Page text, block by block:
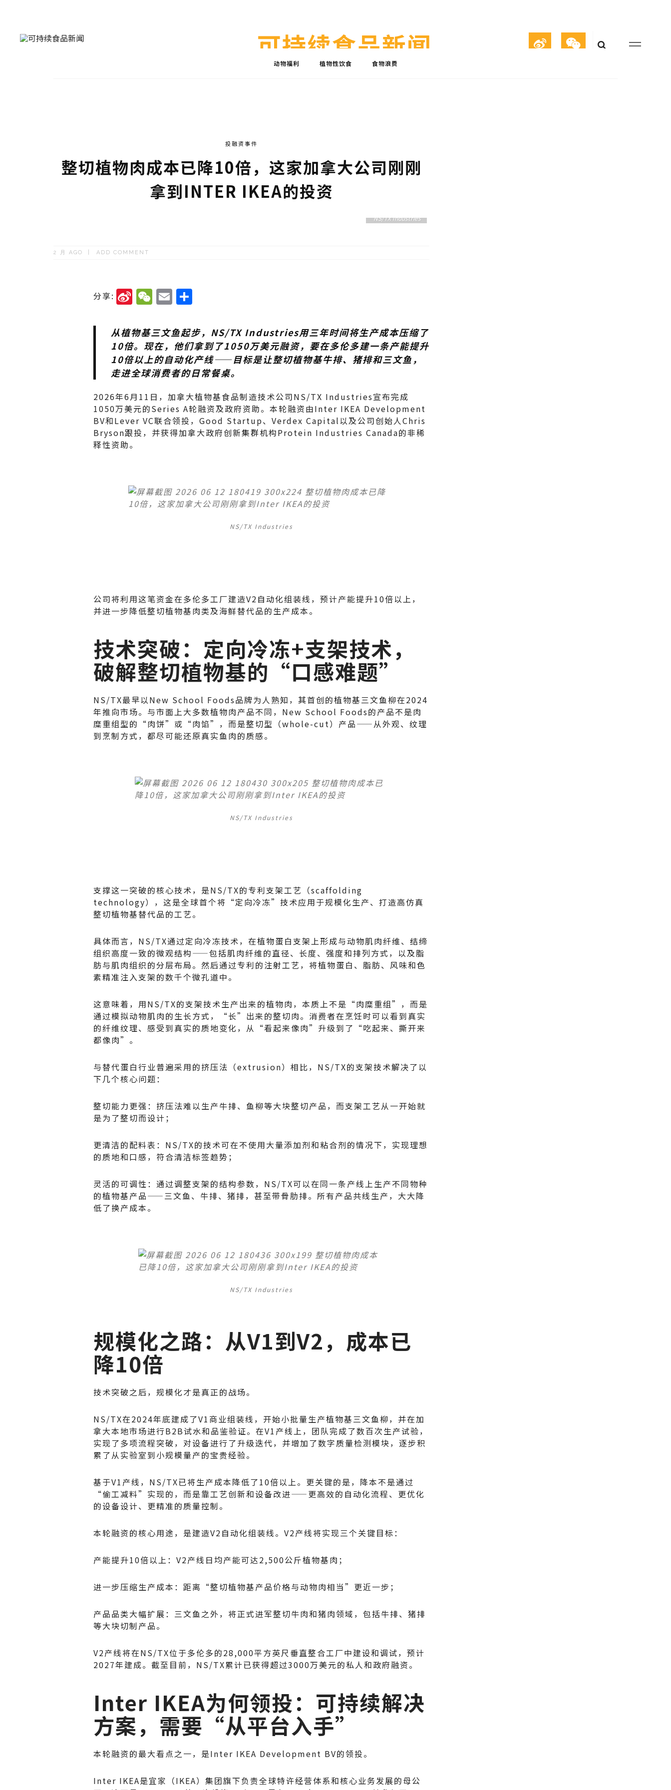
可持续食品新闻
动物福利 植物性饮食 食物浪费
投融资事件
整切植物肉成本已降10倍，这家加拿大公司刚刚
拿到INTER IKEA的投资
NS/TX Industries
2 月 AGO ADD COMMENT
分享: Si
n
a
W
ei
b
o
W
e
C
h
a
t
E
m
ai
l
从植物基三文鱼起步，NS/TX Industries用三年时间将生产成本压缩了
10倍。现在，他们拿到了1050万美元融资，要在多伦多建一条产能提升
10倍以上的自动化产线——目标是让整切植物基牛排、猪排和三文鱼，
走进全球消费者的日常餐桌。
2026年6月11日，加拿大植物基食品制造技术公司NS/TX Industries宣布完成
1050万美元的Series A轮融资及政府资助。本轮融资由Inter IKEA Development
BV和Lever VC联合领投，Good Startup、Verdex Capital以及公司创始人Chris
Bryson跟投，并获得加拿大政府创新集群机构Protein Industries Canada的非稀
释性资助。
NS/TX Industries
公司将利用这笔资金在多伦多工厂建造V2自动化组装线，预计产能提升10倍以上，
并进一步降低整切植物基肉类及海鲜替代品的生产成本。
技术突破：定向冷冻+支架技术，
破解整切植物基的“口感难题”
NS/TX最早以New School Foods品牌为人熟知，其首创的植物基三文鱼柳在2024
年推向市场。与市面上大多数植物肉产品不同，New School Foods的产品不是肉
糜重组型的“肉饼”或“肉馅”，而是整切型（whole-cut）产品——从外观、纹理
到烹制方式，都尽可能还原真实鱼肉的质感。
NS/TX Industries
支撑这一突破的核心技术，是NS/TX的专利支架工艺（scaffolding
technology），这是全球首个将“定向冷冻”技术应用于规模化生产、打造高仿真
整切植物基替代品的工艺。
具体而言，NS/TX通过定向冷冻技术，在植物蛋白支架上形成与动物肌肉纤维、结缔
组织高度一致的微观结构——包括肌肉纤维的直径、长度、强度和排列方式，以及脂
肪与肌肉组织的分层布局。然后通过专利的注射工艺，将植物蛋白、脂肪、风味和色
素精准注入支架的数千个微孔道中。
这意味着，用NS/TX的支架技术生产出来的植物肉，本质上不是“肉糜重组”，而是
通过模拟动物肌肉的生长方式，“长”出来的整切肉。消费者在烹饪时可以看到真实
的纤维纹理、感受到真实的质地变化，从“看起来像肉”升级到了“吃起来、撕开来
都像肉”。
与替代蛋白行业普遍采用的挤压法（extrusion）相比，NS/TX的支架技术解决了以
下几个核心问题：
整切能力更强：挤压法难以生产牛排、鱼柳等大块整切产品，而支架工艺从一开始就
是为了整切而设计；
更清洁的配料表：NS/TX的技术可在不使用大量添加剂和粘合剂的情况下，实现理想
的质地和口感，符合清洁标签趋势；
灵活的可调性：通过调整支架的结构参数，NS/TX可以在同一条产线上生产不同物种
的植物基产品——三文鱼、牛排、猪排，甚至带骨肋排。所有产品共线生产，大大降
低了换产成本。
NS/TX Industries
规模化之路：从V1到V2，成本已
降10倍
技术突破之后，规模化才是真正的战场。
NS/TX在2024年底建成了V1商业组装线，开始小批量生产植物基三文鱼柳，并在加
拿大本地市场进行B2B试水和品鉴验证。在V1产线上，团队完成了数百次生产试验，
实现了多项流程突破，对设备进行了升级迭代，并增加了数字质量检测模块，逐步积
累了从实验室到小规模量产的宝贵经验。
基于V1产线，NS/TX已将生产成本降低了10倍以上。更关键的是，降本不是通过
“偷工减料”实现的，而是靠工艺创新和设备改进——更高效的自动化流程、更优化
的设备设计、更精准的质量控制。
本轮融资的核心用途，是建造V2自动化组装线。V2产线将实现三个关键目标：
产能提升10倍以上：V2产线日均产能可达2,500公斤植物基肉；
进一步压缩生产成本：距离“整切植物基产品价格与动物肉相当”更近一步；
产品品类大幅扩展：三文鱼之外，将正式进军整切牛肉和猪肉领域，包括牛排、猪排
等大块切制产品。
V2产线将在NS/TX位于多伦多的28,000平方英尺垂直整合工厂中建设和调试，预计
2027年建成。截至目前，NS/TX累计已获得超过3000万美元的私人和政府融资。
Inter IKEA为何领投：可持续解决
方案，需要“从平台入手”
本轮融资的最大看点之一，是Inter IKEA Development BV的领投。
Inter IKEA是宜家（IKEA）集团旗下负责全球特许经营体系和核心业务发展的母公